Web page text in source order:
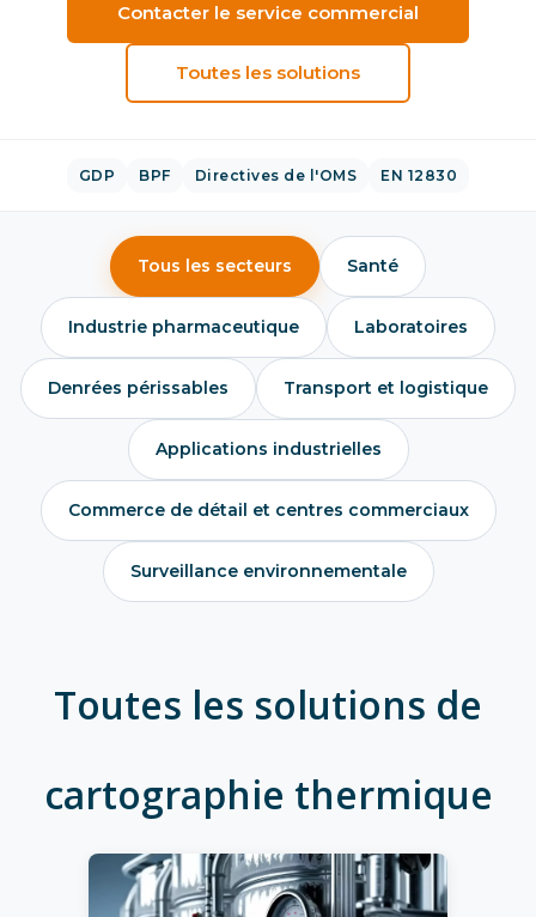
Contacter le service commercial
Toutes les solutions
GDP BPF Directives de l'OMS EN 12830
Tous les secteurs Santé
Industrie pharmaceutique Laboratoires
Denrées périssables Transport et logistique
Applications industrielles
Commerce de détail et centres commerciaux
Surveillance environnementale
Toutes les solutions de
cartographie thermique